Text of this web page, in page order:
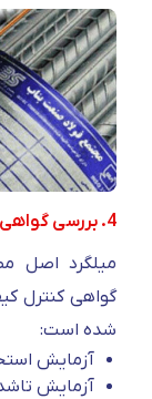
4. بررسی گواهی کنترل کیفیت
میلگرد اصل
گواهی کنترل
شده است:
آزمایش
آزمایش